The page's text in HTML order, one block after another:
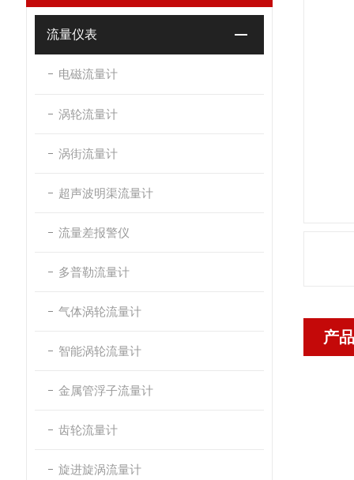
流量仪表
电磁流量计
涡轮流量计
涡街流量计
超声波明渠流量计
流量差报警仪
多普勒流量计
气体涡轮流量计
智能涡轮流量计
金属管浮子流量计
齿轮流量计
旋进旋涡流量计
产